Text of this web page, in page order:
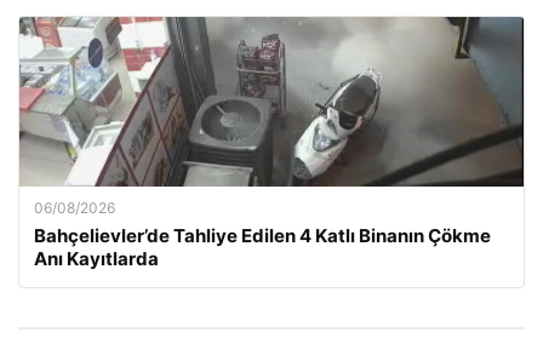
06/08/2026
Bahçelievler’de Tahliye Edilen 4 Katlı Binanın Çökme
Anı Kayıtlarda